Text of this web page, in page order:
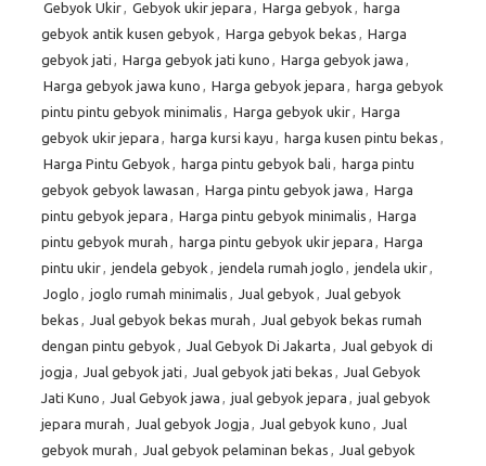
Gebyok Ukir, Gebyok ukir jepara , Harga gebyok , harga
gebyok antik kusen gebyok , Harga gebyok bekas , Harga
gebyok jati , Harga gebyok jati kuno , Harga gebyok jawa ,
Harga gebyok jawa kuno , Harga gebyok jepara , harga gebyok
pintu pintu gebyok minimalis , Harga gebyok ukir, Harga
gebyok ukir jepara , harga kursi kayu , harga kusen pintu bekas ,
Harga Pintu Gebyok , harga pintu gebyok bali , harga pintu
gebyok gebyok lawasan , Harga pintu gebyok jawa , Harga
pintu gebyok jepara , Harga pintu gebyok minimalis , Harga
pintu gebyok murah , harga pintu gebyok ukir jepara , Harga
pintu ukir, jendela gebyok , jendela rumah joglo , jendela ukir,
Joglo , joglo rumah minimalis , Jual gebyok , Jual gebyok
bekas , Jual gebyok bekas murah , Jual gebyok bekas rumah
dengan pintu gebyok , Jual Gebyok Di Jakarta , Jual gebyok di
jogja , Jual gebyok jati , Jual gebyok jati bekas , Jual Gebyok
Jati Kuno , Jual Gebyok jawa , jual gebyok jepara , jual gebyok
jepara murah , Jual gebyok Jogja , Jual gebyok kuno , Jual
gebyok murah , Jual gebyok pelaminan bekas , Jual gebyok